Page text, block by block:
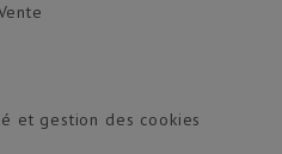
et gestion des cookies